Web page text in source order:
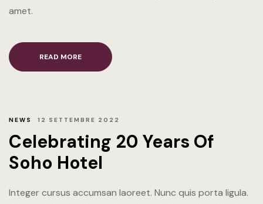
amet.
READ MORE
NEWS 12 SETTEMBRE 2022
Celebrating 20 Years Of
Soho Hotel
Integer cursus accumsan laoreet. Nunc quis porta ligula.